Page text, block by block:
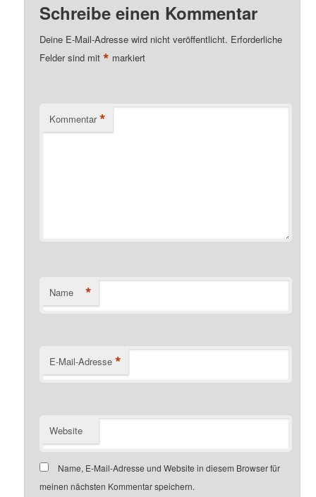
Schreibe einen Kommentar
Deine E-Mail-Adresse wird nicht veröffentlicht. Erforderliche
Felder sind mit* markiert
Kommentar *
Name *
E-Mail-Adresse *
Website
Name, E-Mail-Adresse und Website in diesem Browser für
meinen nächsten Kommentar speichern.